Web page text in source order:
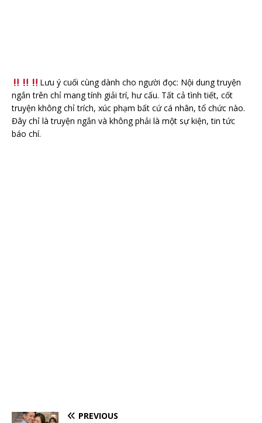
Lưu ý cuối cùng dành cho người đọc: Nội dung truyện
ngắn trên chỉ mang tính giải trí, hư cấu. Tất cả tình tiết, cốt
truyện không chỉ trích, xúc phạm bất cứ cá nhân, tổ chức nào.
Đây chỉ là truyện ngắn và không phải là một sự kiện, tin tức
báo chí.
PREVIOUS